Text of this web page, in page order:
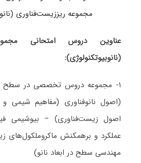
مجموعه ریززیست‌فناوری
عناوین دروس امتحانی
(نانوبیوتکنولوژی):
۱- مجموعه دروس تخصصی در سطح
(اصول نانوفناوری (مفاهیم شیمی و
اصول زیست‌فناوری) – بیوشیمی
عملکرد و برهمکنش
مهندسی سطح در ابعاد نانو)